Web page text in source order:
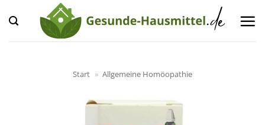
Inhalt
springen
Start » Allgemeine Homöopathie